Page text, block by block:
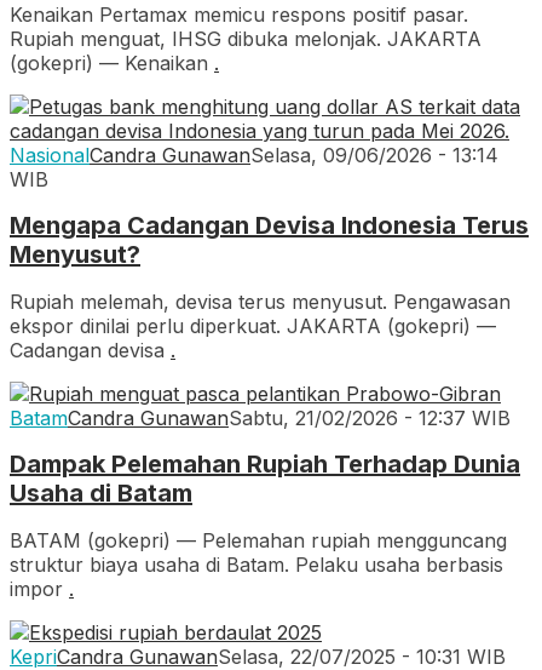
Kenaikan Pertamax memicu respons positif pasar.
Rupiah menguat, IHSG dibuka melonjak. JAKARTA
(gokepri) — Kenaikan .
NasionalCandra GunawanSelasa, 09/06/2026 - 13:14
WIB
Mengapa Cadangan Devisa Indonesia Terus
Menyusut?
Rupiah melemah, devisa terus menyusut. Pengawasan
ekspor dinilai perlu diperkuat. JAKARTA (gokepri) —
Cadangan devisa .
BatamCandra GunawanSabtu, 21/02/2026 - 12:37 WIB
Dampak Pelemahan Rupiah Terhadap Dunia
Usaha di Batam
BATAM (gokepri) — Pelemahan rupiah mengguncang
struktur biaya usaha di Batam. Pelaku usaha berbasis
impor .
KepriCandra GunawanSelasa, 22/07/2025 - 10:31 WIB